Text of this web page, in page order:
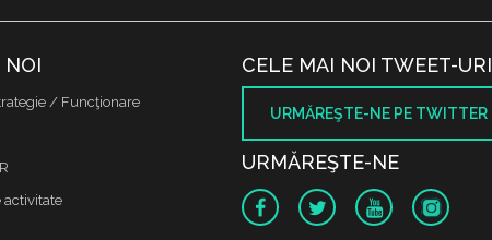
NOI
/ Funcţionare
activitate
CELE MAI NOI TWEET-URI
URMĂREŞTE-NE PE TWITTER
URMĂREŞTE-NE